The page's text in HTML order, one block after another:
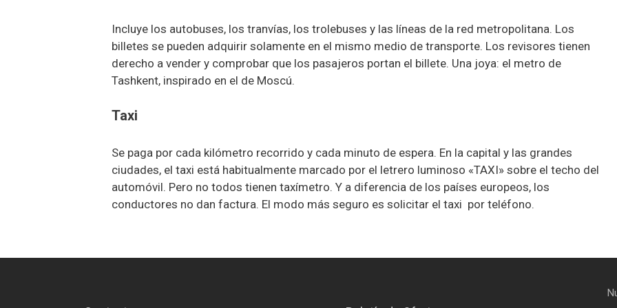
Incluye los autobuses, los tranvías, los trolebuses y las líneas de la red metropolitana. Los
billetes se pueden adquirir solamente en el mismo medio de transporte. Los revisores tienen
derecho a vender y comprobar que los pasajeros portan el billete. Una joya: el metro de
Tashkent, inspirado en el de Moscú.
Taxi
Se paga por cada kilómetro recorrido y cada minuto de espera. En la capital y las grandes
ciudades, el taxi está habitualmente marcado por el letrero luminoso «TAXI» sobre el techo del
automóvil. Pero no todos tienen taxímetro. Y a diferencia de los países europeos, los
conductores no dan factura. El modo más seguro es solicitar el taxi por teléfono.